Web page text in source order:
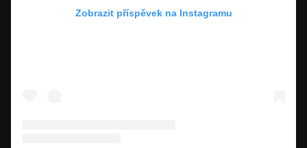
Zobrazit příspěvek na Instagramu